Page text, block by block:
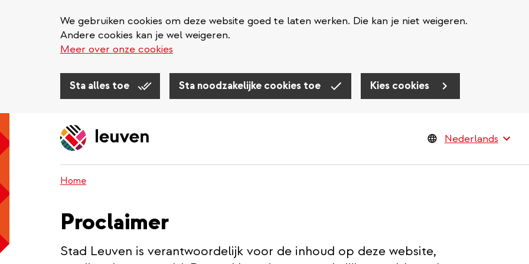
We gebruiken cookies om deze website goed te laten werken. Die kan je niet weigeren.
Andere cookies kan je wel weigeren.
Meer over onze cookies
Sta alles toe Sta noodzakelijke cookies toe Kies cookies
Home
Proclaimer
Stad Leuven is verantwoordelijk voor de inhoud op deze website,